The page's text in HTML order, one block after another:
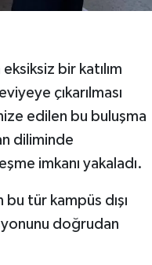
bir katılım
çıkarılması
edilen bu buluşma
diliminde
imkanı yakaladı.
tür kampüs dışı
doğrudan